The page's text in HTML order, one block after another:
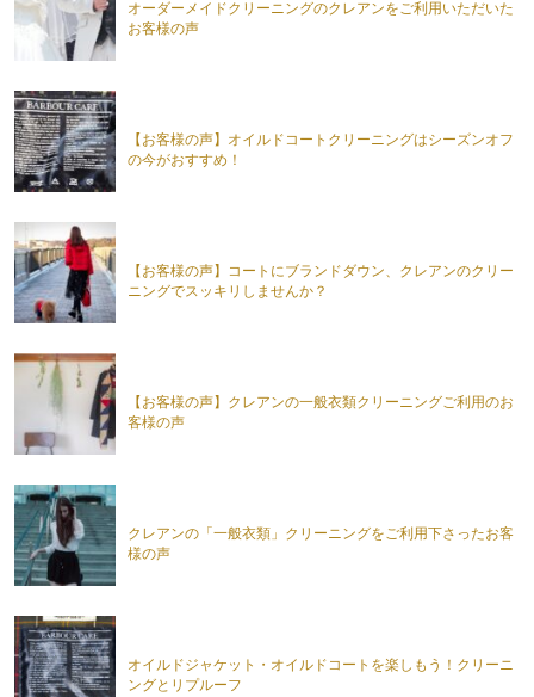
オーダーメイドクリーニングのクレアンをご利用いただいた
お客様の声
【お客様の声】オイルドコートクリーニングはシーズンオフ
の今がおすすめ！
【お客様の声】コートにブランドダウン、クレアンのクリー
ニングでスッキリしませんか？
【お客様の声】クレアンの一般衣類クリーニングご利用のお
客様の声
クレアンの「一般衣類」クリーニングをご利用下さったお客
様の声
オイルドジャケット・オイルドコートを楽しもう！クリーニ
ングとリプルーフ